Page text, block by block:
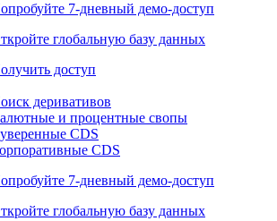
7-дневный демо-доступ
глобальную базу данных
доступ
деривативов
и процентные свопы
CDS
CDS
7-дневный демо-доступ
глобальную базу данных